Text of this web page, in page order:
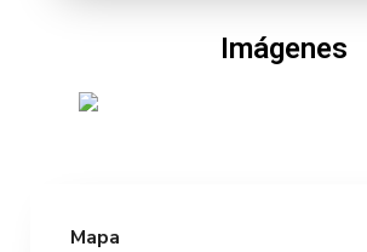
Imágenes
Mapa